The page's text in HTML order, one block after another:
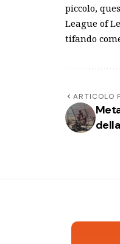
piccolo,
League of
tifando
ARTICOLO